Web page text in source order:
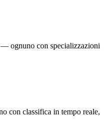
ognuno con specializzazioni
con classifica in tempo reale,